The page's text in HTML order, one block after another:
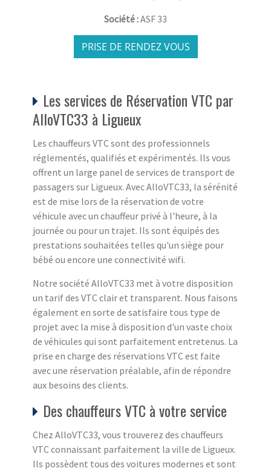
Société :ASF 33
PRISE DE RENDEZ VOUS
Les services de Réservation VTC par
AlloVTC33 à Ligueux
Les chauffeurs VTC sont des professionnels
réglementés, qualifiés et expérimentés. Ils vous
offrent un large panel de services de transport de
passagers sur Ligueux. Avec AlloVTC33, la sérénité
est de mise lors de la réservation de votre
véhicule avec un chauffeur privé à l'heure, à la
journée ou pour un trajet. Ils sont équipés des
prestations souhaitées telles qu'un siège pour
bébé ou encore une connectivité wifi.
Notre société AlloVTC33 met à votre disposition
un tarif des VTC clair et transparent. Nous faisons
également en sorte de satisfaire tous type de
projet avec la mise à disposition d'un vaste choix
de véhicules qui sont parfaitement entretenus. La
prise en charge des réservations VTC est faite
avec une réservation préalable, afin de répondre
aux besoins des clients.
Des chauffeurs VTC à votre service
Chez AlloVTC33, vous trouverez des chauffeurs
VTC connaissant parfaitement la ville de Ligueux.
Ils possèdent tous des voitures modernes et sont